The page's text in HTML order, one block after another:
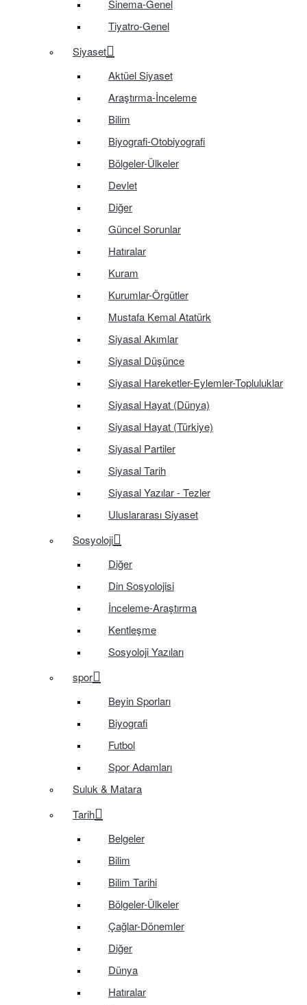
Sinema-Genel
Tiyatro-Genel
Siyaset
Aktüel Siyaset
Araştırma-İnceleme
Bilim
Biyografi-Otobiyografi
Bölgeler-Ülkeler
Devlet
Diğer
Güncel Sorunlar
Hatıralar
Kuram
Kurumlar-Örgütler
Mustafa Kemal Atatürk
Siyasal Akımlar
Siyasal Düşünce
Siyasal Hareketler-Eylemler-Topluluklar
Siyasal Hayat (Dünya)
Siyasal Hayat (Türkiye)
Siyasal Partiler
Siyasal Tarih
Siyasal Yazılar - Tezler
Uluslararası Siyaset
Sosyoloji
Diğer
Din Sosyolojisi
İnceleme-Araştırma
Kentleşme
Sosyoloji Yazıları
spor
Beyin Sporları
Biyografi
Futbol
Spor Adamları
Suluk & Matara
Tarih
Belgeler
Bilim
Bilim Tarihi
Bölgeler-Ülkeler
Çağlar-Dönemler
Diğer
Dünya
Hatıralar